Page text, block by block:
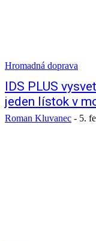
Hromadná doprava
IDS PLUS
jeden lístok v
Roman Kluvanec - 5.